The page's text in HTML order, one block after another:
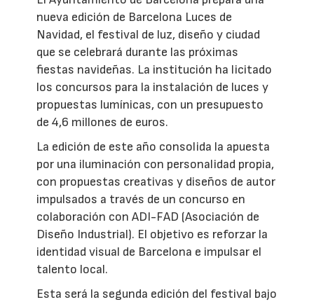
nueva edición de Barcelona Luces de
Navidad, el festival de luz, diseño y ciudad
que se celebrará durante las próximas
fiestas navideñas. La institución ha licitado
los concursos para la instalación de luces y
propuestas lumínicas, con un presupuesto
de 4,6 millones de euros.
La edición de este año consolida la apuesta
por una iluminación con personalidad propia,
con propuestas creativas y diseños de autor
impulsados a través de un concurso en
colaboración con ADI-FAD (Asociación de
Diseño Industrial). El objetivo es reforzar la
identidad visual de Barcelona e impulsar el
talento local.
Esta será la segunda edición del festival bajo